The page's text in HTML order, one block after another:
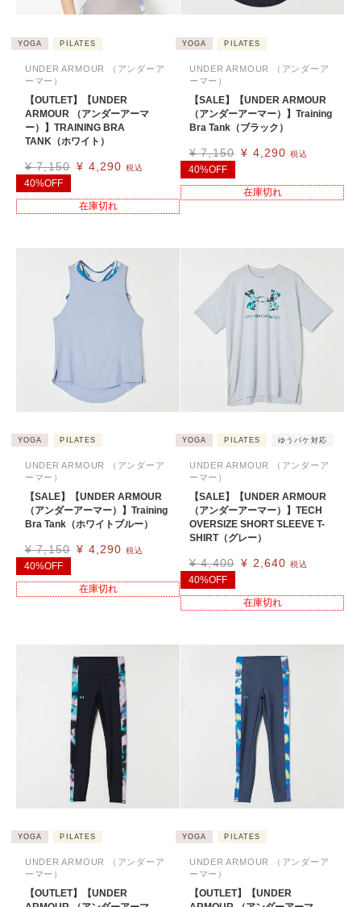
YOGA PILATES
UNDER ARMOUR （アンダーア
ーマー）
【OUTLET】【UNDER
ARMOUR （アンダーアーマ
ー）】TRAINING BRA
TANK（ホワイト）
¥ 7,150 ¥ 4,290 税込
40%OFF
在庫切れ
YOGA PILATES
UNDER ARMOUR （アンダーア
ーマー）
【SALE】【UNDER ARMOUR
（アンダーアーマー）】Training
Bra Tank（ブラック）
¥ 7,150 ¥ 4,290 税込
40%OFF
在庫切れ
YOGA PILATES
UNDER ARMOUR （アンダーア
ーマー）
【SALE】【UNDER ARMOUR
（アンダーアーマー）】Training
Bra Tank（ホワイトブルー）
¥ 7,150 ¥ 4,290 税込
40%OFF
在庫切れ
YOGA PILATES ゆうパケ対応
UNDER ARMOUR （アンダーア
ーマー）
【SALE】【UNDER ARMOUR
（アンダーアーマー）】TECH
OVERSIZE SHORT SLEEVE T-
SHIRT（グレー）
¥ 4,400 ¥ 2,640 税込
40%OFF
在庫切れ
YOGA PILATES
UNDER ARMOUR （アンダーア
ーマー）
【OUTLET】【UNDER
YOGA PILATES
UNDER ARMOUR （アンダーア
ーマー）
【OUTLET】【UNDER